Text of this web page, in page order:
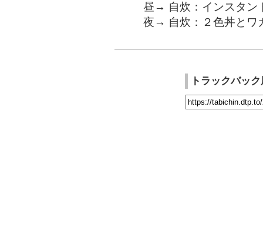
昼→ 自炊：インスタン
夜→ 自炊：２色丼とワ
トラックバッ